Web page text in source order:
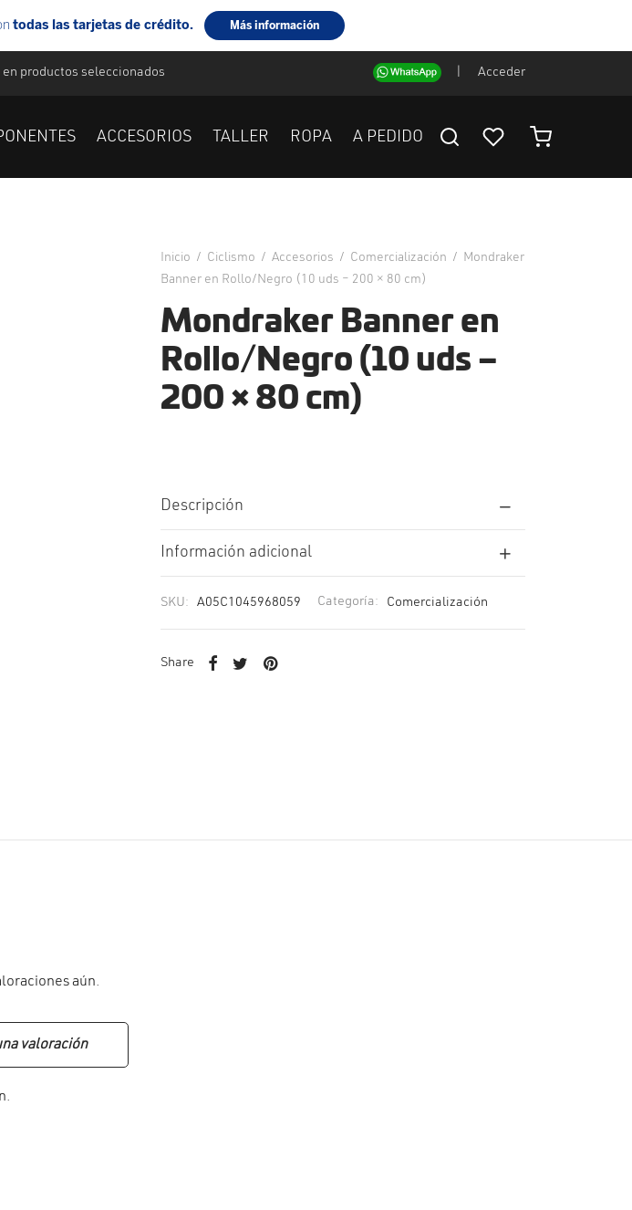
en productos seleccionados Acceder
ACCESORIOS TALLER ROPA A PEDIDO
Inicio / Ciclismo / Accesorios / Comercialización /
Mondraker
Banner en Rollo/Negro (10 uds – 200 × 80 cm)
Mondraker Banner en
Rollo/Negro (10 uds –
200 × 80 cm)
Descripción
Información adicional
SKU: A05C1045968059 Categoría: Comercialización
Share
aún.
valoración